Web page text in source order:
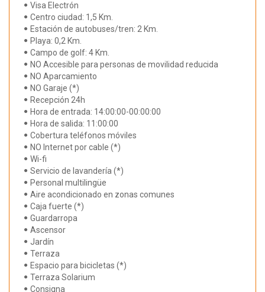
Visa Electrón
Centro ciudad: 1,5 Km.
Estación de autobuses/tren: 2 Km.
Playa: 0,2 Km.
Campo de golf: 4 Km.
NO Accesible para personas de movilidad reducida
NO Aparcamiento
NO Garaje (*)
Recepción 24h
Hora de entrada: 14:00:00-00:00:00
Hora de salida: 11:00:00
Cobertura teléfonos móviles
NO Internet por cable (*)
Wi-fi
Servicio de lavandería (*)
Personal multilingüe
Aire acondicionado en zonas comunes
Caja fuerte (*)
Guardarropa
Ascensor
Jardín
Terraza
Espacio para bicicletas (*)
Terraza Solarium
Consigna